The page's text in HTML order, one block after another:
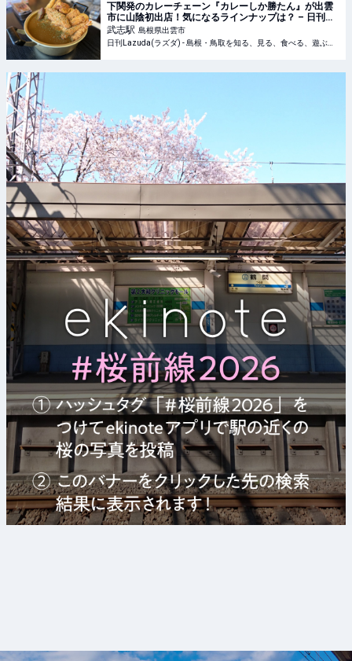
下関発のカレーチェーン『カレーしか勝たん』が出雲
市に山陰初出店！気になるラインナップは？ – 日刊
Lazuda
武志駅 島根県出雲市